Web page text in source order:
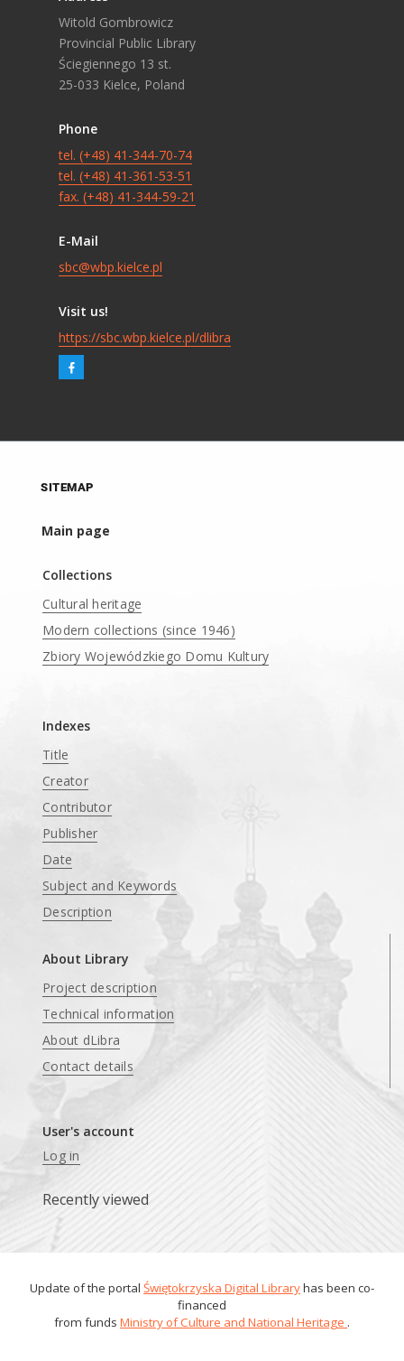
Witold Gombrowicz
Provincial Public Library
Ściegiennego 13 st.
25-033 Kielce, Poland
Phone
tel. (+48) 41-344-70-74
tel. (+48) 41-361-53-51
fax. (+48) 41-344-59-21
E-Mail
sbc@wbp.kielce.pl
Visit us!
https://sbc.wbp.kielce.pl/dlibra
SITEMAP
Main page
Collections
Cultural heritage
Modern collections (since 1946)
Zbiory Wojewódzkiego Domu Kultury
Indexes
Title
Creator
Contributor
Publisher
Date
Subject and Keywords
Description
About Library
Project description
Technical information
About dLibra
Contact details
User's account
Log in
Recently viewed
Update of the portal Świętokrzyska Digital Libraryhas been co-
financed
from funds Ministry of Culture and National Heritage .